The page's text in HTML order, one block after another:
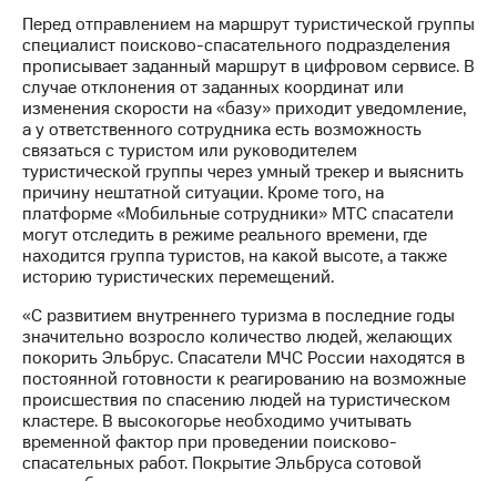
Другое
Регистратор
Реквизиты
Контакты
развитие
деловая этика
На главную
Перед отправлением на маршрут туристической группы
специалист поисково-спасательного подразделения
прописывает заданный маршрут в цифровом сервисе. В
случае отклонения от заданных координат или
изменения скорости на «базу» приходит уведомление,
а у ответственного сотрудника есть возможность
связаться с туристом или руководителем
туристической группы через умный трекер и выяснить
причину нештатной ситуации. Кроме того, на
платформе «Мобильные сотрудники» МТС спасатели
могут отследить в режиме реального времени, где
находится группа туристов, на какой высоте, а также
историю туристических перемещений.
«С развитием внутреннего туризма в последние годы
значительно возросло количество людей, желающих
покорить Эльбрус. Спасатели МЧС России находятся в
постоянной готовности к реагированию на возможные
происшествия по спасению людей на туристическом
кластере. В высокогорье необходимо учитывать
временной фактор при проведении поисково-
спасательных работ. Покрытие Эльбруса сотовой